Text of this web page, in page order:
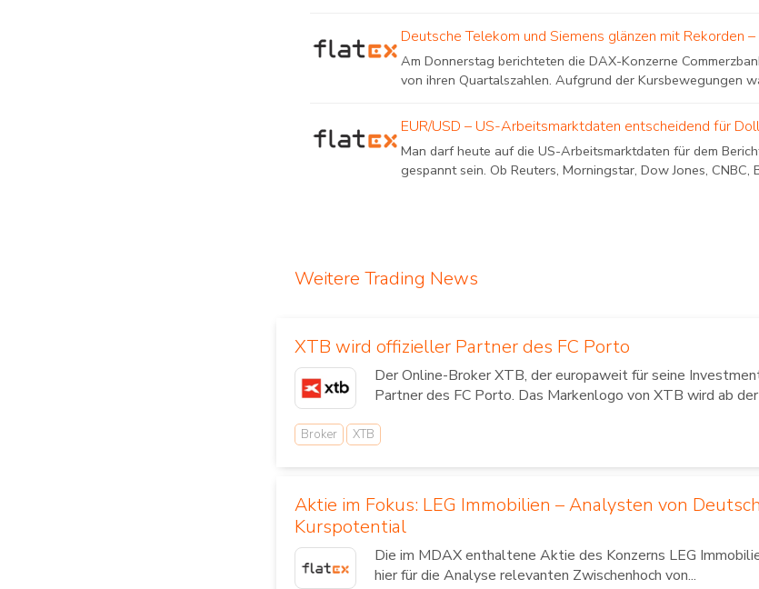
Deutsche Telekom und Siemens glänzen mit Rekorden
Am Donnerstag berichteten die DAX-Konzerne
von ihren Quartalszahlen. Aufgrund der Kursbewegungen
EUR/USD – US-Arbeitsmarktdaten entscheidend für
Man darf heute auf die US-Arbeitsmarktdaten für dem
gespannt sein. Ob Reuters, Morningstar, Dow Jones, CNBC,
Weitere Trading News
XTB wird offizieller Partner des FC Porto
Der Online-Broker XTB, der europaweit für seine
Partner des FC Porto. Das Markenlogo von XTB wird ab der
Broker XTB
Aktie im Fokus: LEG Immobilien – Analysten von
Kurspotential
Die im MDAX enthaltene Aktie des Konzerns LEG
hier für die Analyse relevanten Zwischenhoch von...